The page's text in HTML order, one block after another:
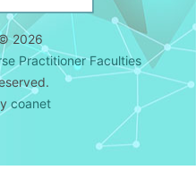
2026
Practitioner Faculties
coanet